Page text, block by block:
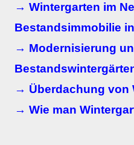
→ Wintergarten im
Bestandsimmobilie
→ Modernisierung
→ Überdachung von
→ Wie man